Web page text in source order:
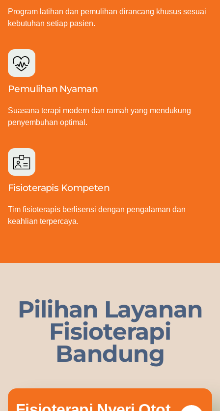
Program latihan dan pemulihan dirancang khusus sesuai
kebutuhan setiap pasien.
Pemulihan Nyaman
Suasana terapi modern dan ramah yang mendukung
penyembuhan optimal.
Fisioterapis Kompeten
Tim fisioterapis berlisensi dengan pengalaman dan
keahlian terpercaya.
Pilihan Layanan
Fisioterapi
Bandung